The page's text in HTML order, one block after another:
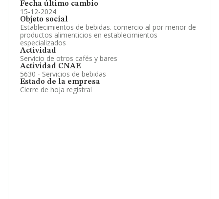
Fecha último cambio
15-12-2024
Objeto social
Establecimientos de bebidas. comercio al por menor de
productos alimenticios en establecimientos
especializados
Actividad
Servicio de otros cafés y bares
Actividad CNAE
5630 - Servicios de bebidas
Estado de la empresa
Cierre de hoja registral